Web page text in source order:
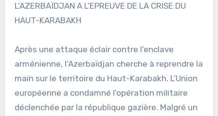
L’AZERBAÏDJAN A L’EPREUVE DE LA CRISE DU
HAUT-KARABAKH
Après une attaque éclair contre l’enclave
arménienne, l’Azerbaïdjan cherche à reprendre la
main sur le territoire du Haut-Karabakh. L’Union
européenne a condamné l’opération militaire
déclenchée par la république gazière. Malgré un